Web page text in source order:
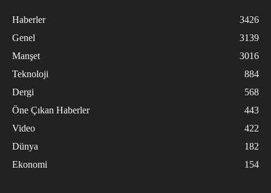
Haberler
3426
Genel
3139
Manşet
3016
Teknoloji
884
Dergi
568
Öne Çıkan Haberler
443
Video
422
Dünya
182
Ekonomi
154